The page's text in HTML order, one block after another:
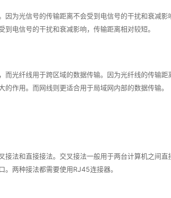
因为光信号的传输距离不会受到电信号的干扰和衰减
到电信号的干扰和衰减影响，传输距离相对较短。
而光纤线用于跨区域的数据传输。因为光纤线的传输
的作用。而网线则更适合用于局域网内部的数据传输。
法和直接接法。交叉接法一般用于两台计算机之间直
。两种接法都需要使用RJ45连接器。